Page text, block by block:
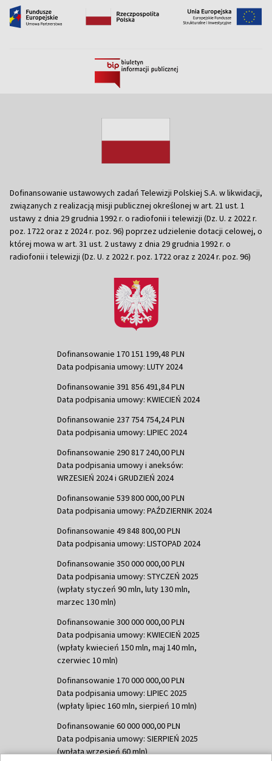
Dofinansowanie ustawowych zadań Telewizji Polskiej S.A. w likwidacji,
związanych z realizacją misji publicznej określonej w art. 21 ust. 1
ustawy z dnia 29 grudnia 1992 r. o radiofonii i telewizji (Dz. U. z 2022 r.
poz. 1722 oraz z 2024 r. poz. 96) poprzez udzielenie dotacji celowej, o
której mowa w art. 31 ust. 2 ustawy z dnia 29 grudnia 1992 r. o
radiofonii i telewizji (Dz. U. z 2022 r. poz. 1722 oraz z 2024 r. poz. 96)
Dofinansowanie 170 151 199,48 PLN
Data podpisania umowy: LUTY 2024
Dofinansowanie 391 856 491,84 PLN
Data podpisania umowy: KWIECIEŃ 2024
Dofinansowanie 237 754 754,24 PLN
Data podpisania umowy: LIPIEC 2024
Dofinansowanie 290 817 240,00 PLN
Data podpisania umowy i aneksów:
WRZESIEŃ 2024 i GRUDZIEŃ 2024
Dofinansowanie 539 800 000,00 PLN
Data podpisania umowy: PAŹDZIERNIK 2024
Dofinansowanie 49 848 800,00 PLN
Data podpisania umowy: LISTOPAD 2024
Dofinansowanie 350 000 000,00 PLN
Data podpisania umowy: STYCZEŃ 2025
(wpłaty styczeń 90 mln, luty 130 mln,
marzec 130 mln)
Dofinansowanie 300 000 000,00 PLN
Data podpisania umowy: KWIECIEŃ 2025
(wpłaty kwiecień 150 mln, maj 140 mln,
czerwiec 10 mln)
Dofinansowanie 170 000 000,00 PLN
Data podpisania umowy: LIPIEC 2025
(wpłaty lipiec 160 mln, sierpień 10 mln)
Dofinansowanie 60 000 000,00 PLN
Data podpisania umowy: SIERPIEŃ 2025
(wpłata wrzesień 60 mln)